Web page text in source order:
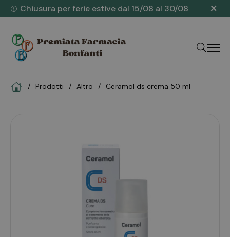
Chiusura per ferie estive dal 15/08 al 30/08 ×
HomeProdotti altro ceramol ds crema 50 ml